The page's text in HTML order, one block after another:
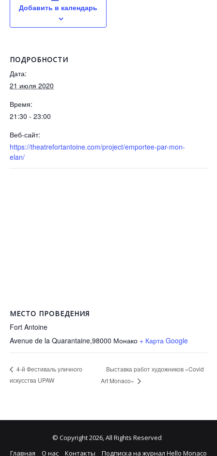
Добавить в календарь
ПОДРОБНОСТИ
Дата:
21 июля 2020
Время:
21:30 - 23:00
Веб-сайт:
https://theatrefortantoine.com/project/emportee-par-mon-
elan/
МЕСТО ПРОВЕДЕНИЯ
Fort Antoine
Avenue de la Quarantaine,98000 Монако + Карта Google
4-й Фестиваль уличного
искусства UPAW
Выставка работ художников «Covid
Art Monaco»
© Copyright 2026, All Rights Reserved
Главная
О нас Контакты Подписка на журнал Hello Monaco